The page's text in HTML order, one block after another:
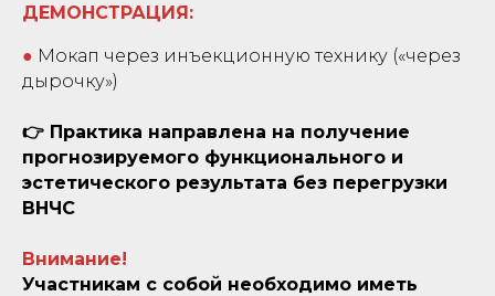
ДЕМОНСТРАЦИЯ:
● Мокап через инъекционную технику («через
дырочку»)
👉 Практика направлена на получение
прогнозируемого функционального и
эстетического результата без перегрузки
ВНЧС
Внимание!
Участникам с собой необходимо иметь